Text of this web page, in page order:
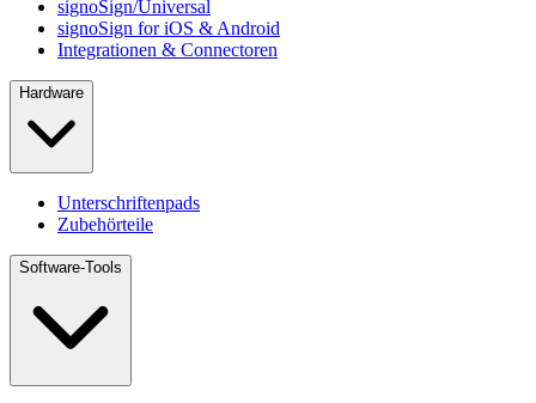
signoSign/Universal
signoSign for iOS & Android
Integrationen & Connectoren
Hardware
Unterschriftenpads
Zubehörteile
Software-Tools